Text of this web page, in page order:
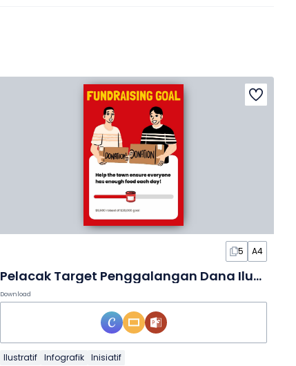
5 A4
Pelacak Target Penggalangan Dana Ilustratif dalam Infografis
Download
Ilustratif Infografik Inisiatif